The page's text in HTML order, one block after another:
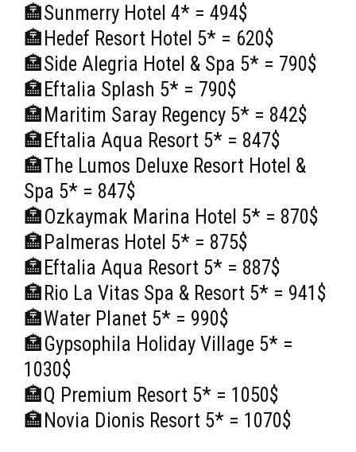
🏣Sunmerry Hotel 4* = 494$
🏣Hedef Resort Hotel 5* = 620$
🏣Side Alegria Hotel & Spa 5* = 790$
🏣Eftalia Splash 5* = 790$
🏣Maritim Saray Regency 5* = 842$
🏣Eftalia Aqua Resort 5* = 847$
🏣The Lumos Deluxe Resort Hotel &
Spa 5* = 847$
🏣Ozkaymak Marina Hotel 5* = 870$
🏣Palmeras Hotel 5* = 875$
🏣Eftalia Aqua Resort 5* = 887$
🏣Rio La Vitas Spa & Resort 5* = 941$
🏣Water Planet 5* = 990$
🏣Gypsophila Holiday Village 5* =
1030$
🏣Q Premium Resort 5* = 1050$
🏣Novia Dionis Resort 5* = 1070$